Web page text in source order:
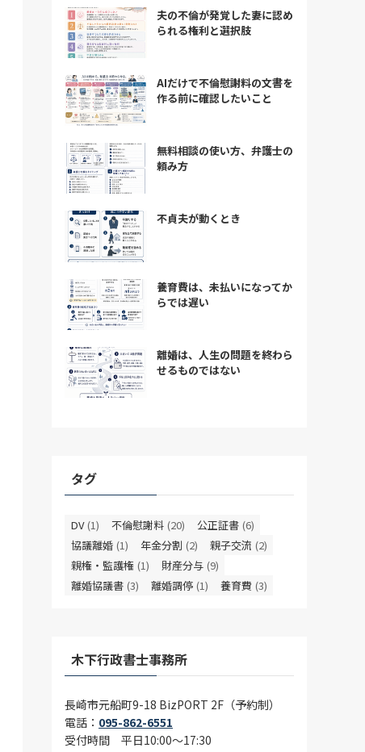
夫の不倫が発覚した妻に認め
られる権利と選択肢
AIだけで不倫慰謝料の文書を
作る前に確認したいこと
無料相談の使い方、弁護士の
頼み方
不貞夫が動くとき
養育費は、未払いになってか
らでは遅い
離婚は、人生の問題を終わら
せるものではない
タグ
DV (1) 不倫慰謝料 (20) 公正証書 (6)
協議離婚 (1) 年金分割 (2) 親子交流 (2)
親権・監護権 (1) 財産分与 (9)
離婚協議書 (3) 離婚調停 (1) 養育費 (3)
木下行政書士事務所
長崎市元船町9-18 BizPORT 2F（予約制）
電話： 095-862-6551
受付時間 平日10:00〜17:30